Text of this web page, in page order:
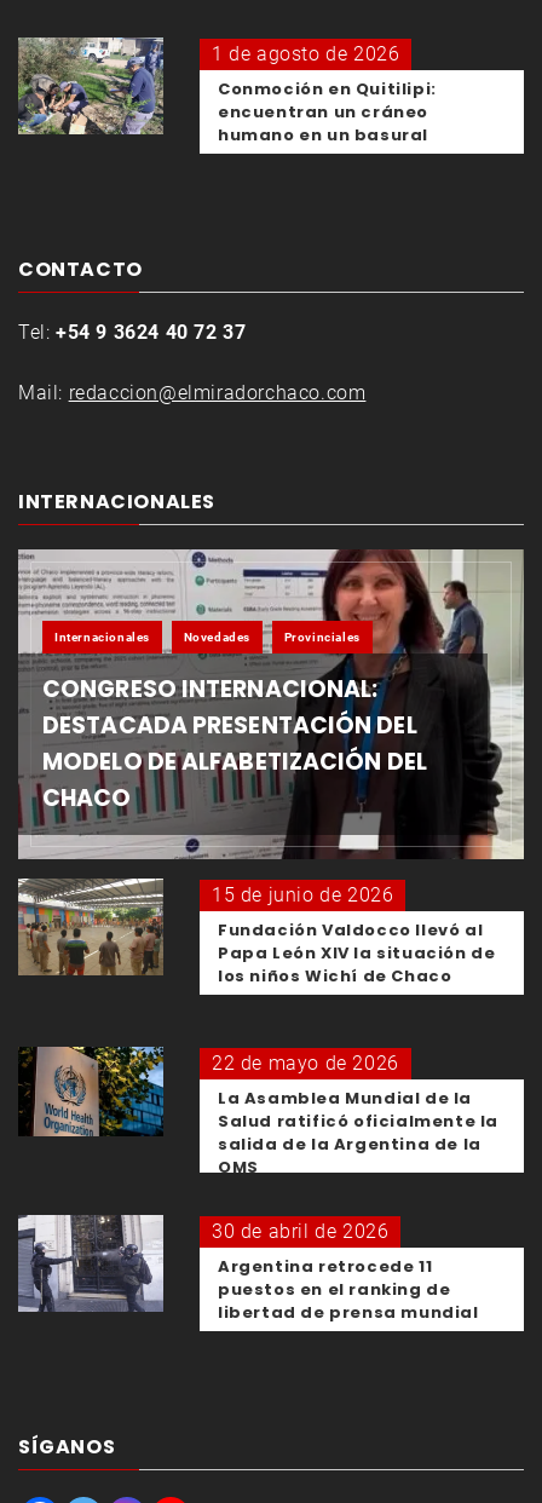
1 de agosto de 2026
Conmoción en Quitilipi:
encuentran un cráneo
humano en un basural
CONTACTO
Tel: +54 9 3624 40 72 37
Mail: redaccion@elmiradorchaco.com
INTERNACIONALES
Internacionales Novedades Provinciales
CONGRESO INTERNACIONAL:
DESTACADA PRESENTACIÓN DEL
MODELO DE ALFABETIZACIÓN DEL
CHACO
15 de junio de 2026
Fundación Valdocco llevó al
Papa León XIV la situación de
los niños Wichí de Chaco
22 de mayo de 2026
La Asamblea Mundial de la
Salud ratificó oficialmente la
salida de la Argentina de la
OMS
30 de abril de 2026
Argentina retrocede 11
puestos en el ranking de
libertad de prensa mundial
SÍGANOS